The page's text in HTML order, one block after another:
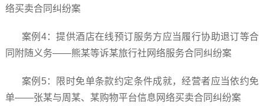
络买卖合同纠纷案
案例4：提供酒店在线预订服务方应当履行协助退订等合
同附随义务——熊某等诉某旅行社网络服务合同纠纷案
案例5：限时免单条款约定条件成就，经营者应当依约免
单——张某与周某、某购物平台信息网络买卖合同纠纷案